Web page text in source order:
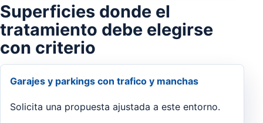
Superficies donde el
tratamiento debe elegirse
con criterio
Garajes y parkings con trafico y manchas
Solicita una propuesta ajustada a este entorno.